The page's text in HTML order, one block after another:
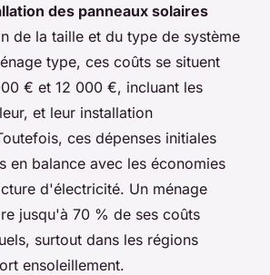
des panneaux solaires
de la taille et du type de système
type, ces coûts se situent
€ et 12 000 €, incluant les
et leur installation
ces dépenses initiales
en balance avec les économies
d'électricité. Un ménage
jusqu'à 70 % de ses coûts
surtout dans les régions
ensoleillement.